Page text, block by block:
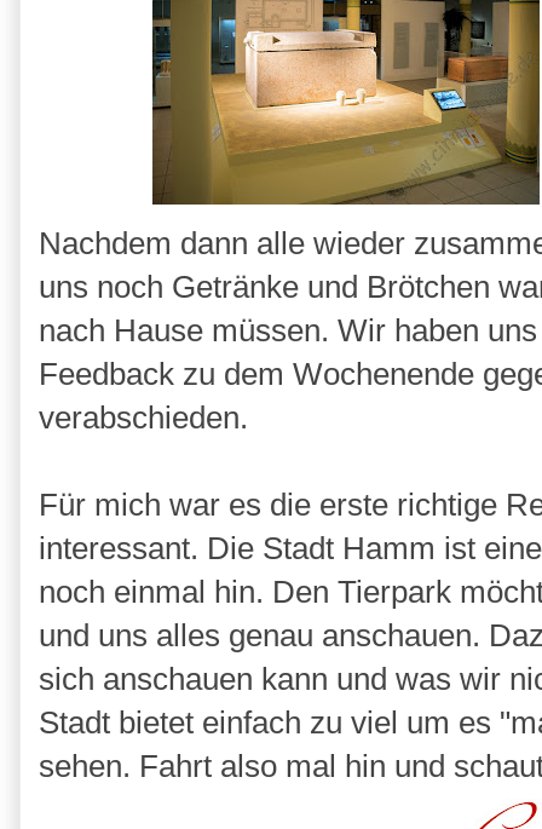
Nachdem dann alle wieder
uns noch Getränke und Brötchen
nach Hause müssen. Wir haben
Feedback zu dem Wochenende
verabschieden.
Für mich war es die erste richtige
interessant. Die Stadt Hamm ist
noch einmal hin. Den Tierpark
und uns alles genau anschauen.
sich anschauen kann und was wir
Stadt bietet einfach zu viel um es
sehen. Fahrt also mal hin und